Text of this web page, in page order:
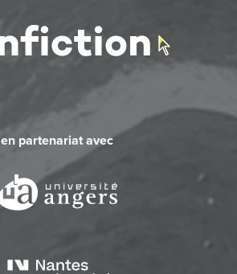
en partenariat avec